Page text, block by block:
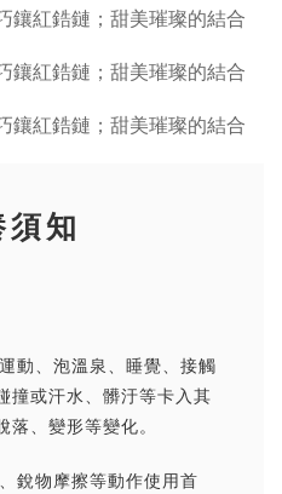
知
動、泡溫泉、睡覺、接觸
撞或汗水、髒汙等卡入其
、變形等變化。
銳物摩擦等動作使用首